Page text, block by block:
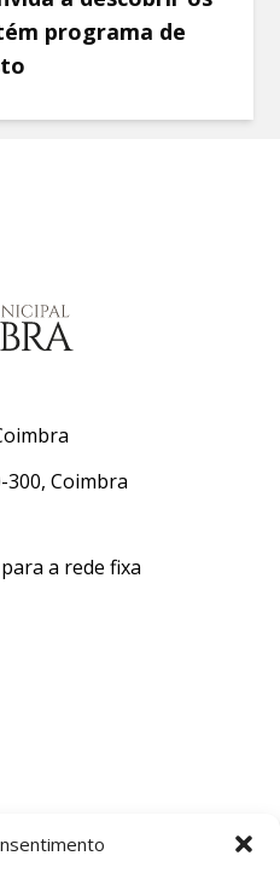
programa de
300, Coimbra
a rede fixa